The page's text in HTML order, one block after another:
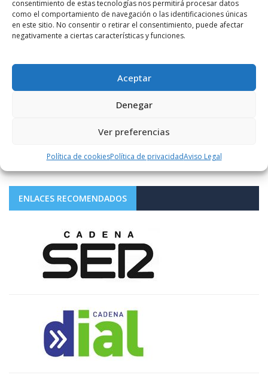
consentimiento de estas tecnologías nos permitirá procesar datos
como el comportamiento de navegación o las identificaciones únicas
en este sitio. No consentir o retirar el consentimiento, puede afectar
negativamente a ciertas características y funciones.
Aceptar
Denegar
Ver preferencias
Política de cookiesPolítica de privacidadAviso Legal
SÍGUENOS
ENLACES RECOMENDADOS